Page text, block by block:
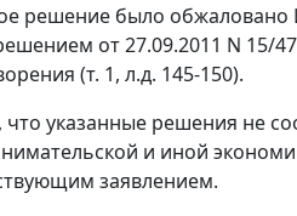
решение было
от 27.09.2011 N 15/
(т. 1, л.д. 145-150).
что указанные решения не
и иной
заявлением.